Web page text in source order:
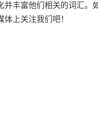
丰富他们相关的词汇。
上关注我们吧！